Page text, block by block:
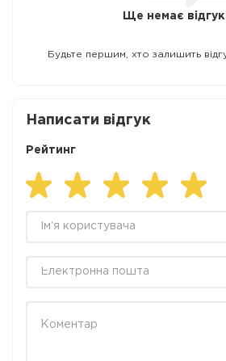
Ще немає
Будьте першим, хто залишить
Написати відгук
Рейтинг